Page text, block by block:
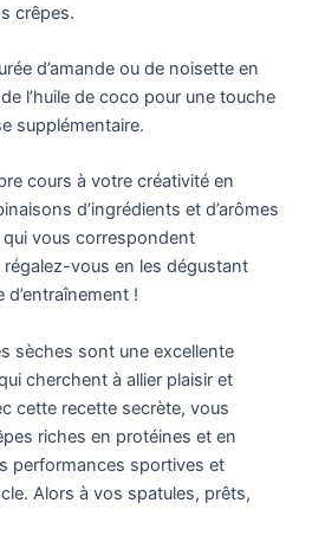
crêpes.
d’amande ou de noisette en
l’huile de coco pour une touche
supplémentaire.
cours à votre créativité en
d’ingrédients et d’arômes
vous correspondent
vous en les dégustant
!
sèches sont une excellente
cherchent à allier plaisir et
cette recette secrète, vous
riches en protéines et en
performances sportives et
Alors à vos spatules, prêts,